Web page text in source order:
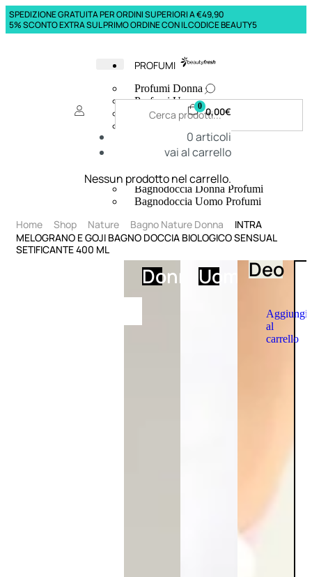
SPEDIZIONE GRATUITA PER ORDINI SUPERIORI A €49,90
5% SCONTO EXTRA SUL PRIMO ORDINE CON IL CODICE BEAUTY5
PROFUMI
Profumi Donna
Profumi Uomo
Deodoranti Donna
Corpo Donna
Corpo Uomo
Creme Mani
Bagnodoccia Donna Profumi
Bagnodoccia Uomo Profumi
DonnaUomoDeo
Aggiungi
al
carrello
0 0,00€
0articoli
vai al carrello
Nessun prodotto nel carrello.
Home Shop Nature Bagno Nature Donna
INTRA
MELOGRANO E GOJI BAGNO DOCCIA BIOLOGICO SENSUAL
SETIFICANTE 400 ML